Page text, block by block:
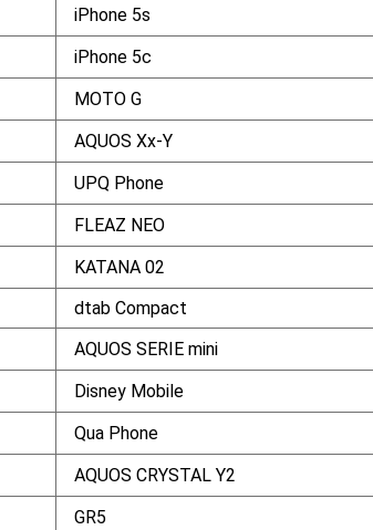
iPhone 5s
iPhone 5c
MOTO G
AQUOS Xx-Y
UPQ Phone
FLEAZ NEO
KATANA 02
dtab Compact
AQUOS SERIE mini
Disney Mobile
Qua Phone
AQUOS CRYSTAL Y2
GR5